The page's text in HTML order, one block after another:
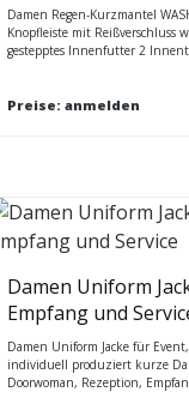
Damen Regen-Kurzmantel
Knopfleiste mit Reißverschluss
gestepptes Innenfutter 2
Preise: anmelden
Damen Uniform
Empfang und
Damen Uniform Jacke für
individuell produziert kurze
Doorwoman, Rezeption,